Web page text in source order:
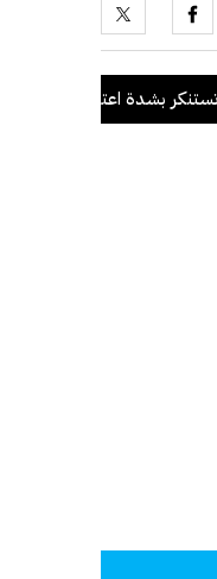
بشدة اعتداءات ميليشيا